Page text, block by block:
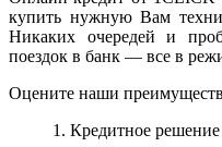
купить нужную Вам
Никаких очередей и
поездок в банк — все в
Оцените наши
1. Кредитное